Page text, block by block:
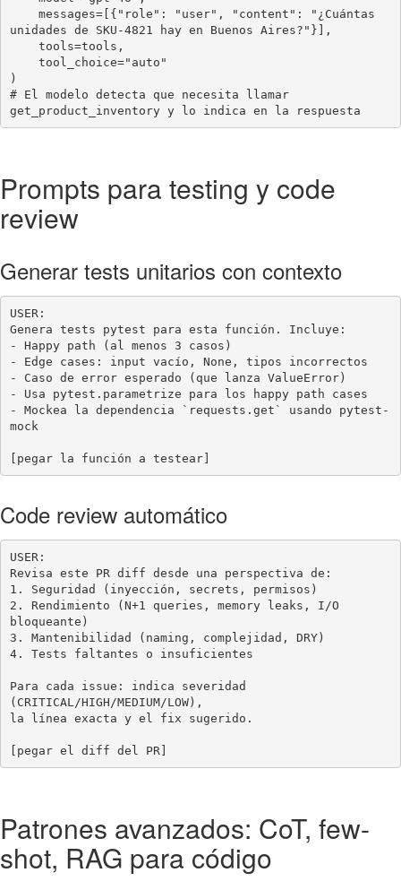
unidades de SKU-4821 hay en Buenos Aires?"}],
)
# El modelo detecta que necesita llamar
get_product_inventory y lo indica en la respuesta
Prompts para testing y code
review
Generar tests unitarios con contexto
USER:
Genera tests pytest para esta función. Incluye:
- Happy path (al menos 3 casos)
- Edge cases: input vacío, None, tipos incorrectos
- Caso de error esperado (que lanza ValueError)
- Usa pytest.parametrize para los happy path cases
- Mockea la dependencia `requests.get` usando pytest-
mock
[pegar la función a testear]
Code review automático
USER:
Revisa este PR diff desde una perspectiva de:
1. Seguridad (inyección, secrets, permisos)
2. Rendimiento (N+1 queries, memory leaks, I/O
bloqueante)
3. Mantenibilidad (naming, complejidad, DRY)
4. Tests faltantes o insuficientes
Para cada issue: indica severidad
(CRITICAL/HIGH/MEDIUM/LOW),
la línea exacta y el fix sugerido.
[pegar el diff del PR]
Patrones avanzados: CoT, few-
shot, RAG para código